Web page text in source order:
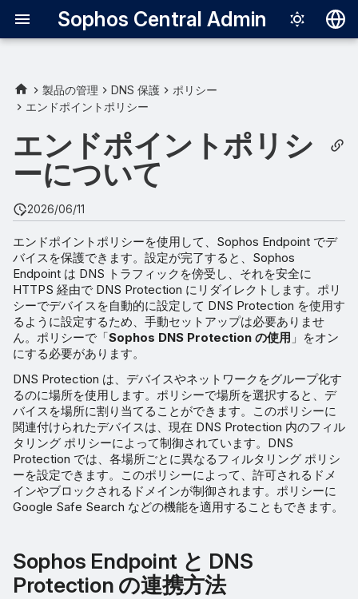
Sophos Central Admin
Français
Português
中文（繁體）
Sophos Endpoint と DNS
Protection の連携方法
製品の管理 DNS 保護
ポリシー
エンドポイントポリシー
エンドポイントポリシ
ーについて
2026/06/11
エンドポイントポリシーを使用して、Sophos Endpoint でデ
バイスを保護できます。設定が完了すると、Sophos
Endpoint は DNS トラフィックを傍受し、それを安全に
HTTPS 経由で DNS Protection にリダイレクトします。ポリ
シーでデバイスを自動的に設定して DNS Protection を使用す
るように設定するため、手動セットアップは必要ありませ
ん。ポリシーで「Sophos DNS Protection の使用 」をオン
にする必要があります。
DNS Protection は、デバイスやネットワークをグループ化す
るのに場所を使用します。ポリシーで場所を選択すると、デ
バイスを場所に割り当てることができます。このポリシーに
関連付けられたデバイスは、現在 DNS Protection 内のフィル
タリング ポリシーによって制御されています。DNS
Protection では、各場所ごとに異なるフィルタリング ポリシ
ーを設定できます。このポリシーによって、許可されるドメ
インやブロックされるドメインが制御されます。ポリシーに
Google Safe Search などの機能を適用することもできます。
Sophos Endpoint と DNS
Protection の連携方法